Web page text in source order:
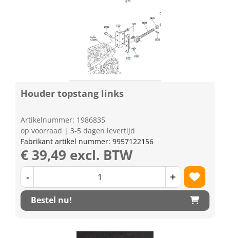
Houder topstang links
Artikelnummer: 1986835
op voorraad | 3-5 dagen levertijd
Fabrikant artikel nummer: 9957122156
€ 39,49 excl. BTW
- +
Bestel nu!